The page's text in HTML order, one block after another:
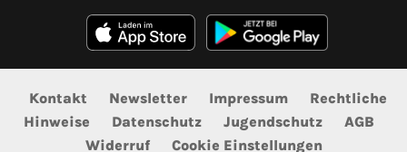
Kontakt Newsletter Impressum
Rechtliche
Hinweise
Datenschutz Jugendschutz
AGB
Widerruf
Cookie Einstellungen